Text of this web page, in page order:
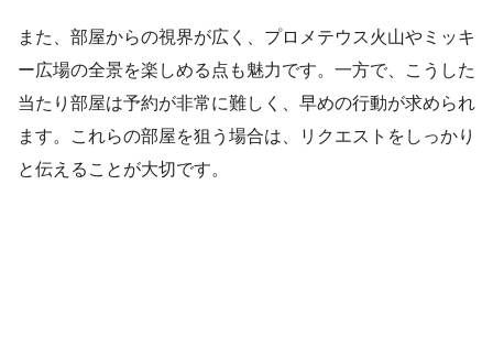
また、部屋からの視界が広く、プロメテウス火山やミッキ
ー広場の全景を楽しめる点も魅力です。一方で、こうした
当たり部屋は予約が非常に難しく、早めの行動が求められ
ます。これらの部屋を狙う場合は、リクエストをしっかり
と伝えることが大切です。